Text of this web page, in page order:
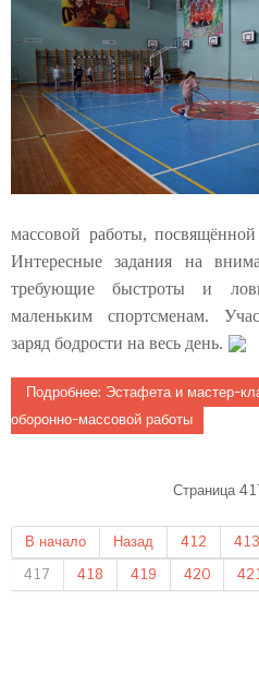
массовой работы,
Интересные задания на
требующие быстроты и
маленьким спортсменам.
заряд бодрости на весь день.
Подробнее: Эстафета и мастер-
оборонно-массовой работы
Страница
В начало Назад 412 413
417
418 419 420